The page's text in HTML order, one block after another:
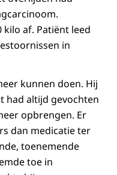
af. Patiënt leed
in
kunnen doen. Hij
had altijd gevochten
opbrengen. Er
dan medicatie ter
toenemende
toe in